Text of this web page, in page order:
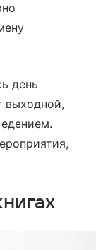
день
выходной,